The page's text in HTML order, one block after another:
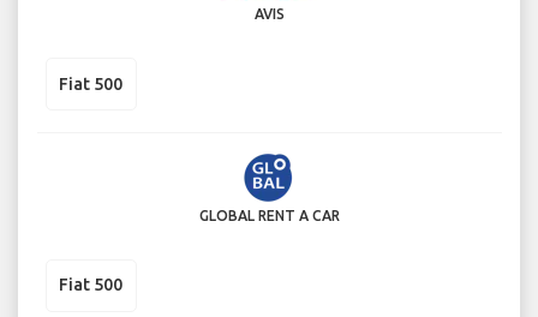
AVIS
Fiat 500
GLOBAL RENT A CAR
Fiat 500